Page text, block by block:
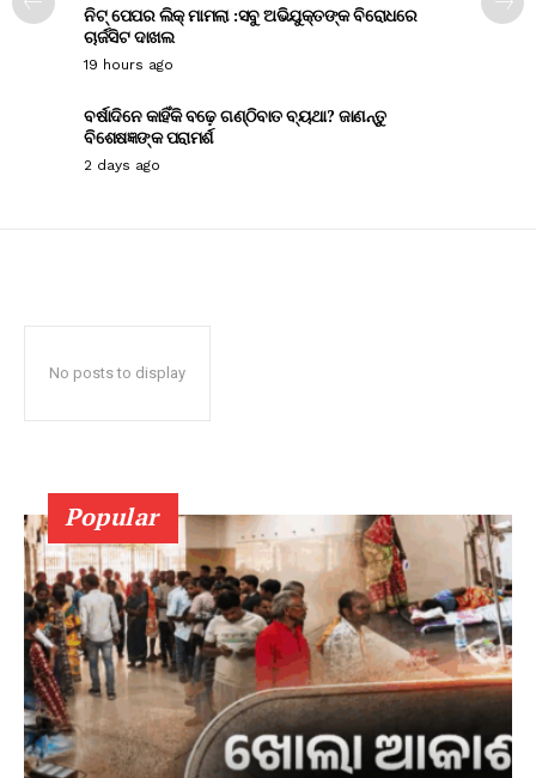
ନିଟ୍ ପେପର ଲିକ୍ ମାମଲା :ସବୁ ଅଭିଯୁକ୍ତଙ୍କ ବିରୋଧରେ
ଚାର୍ଜସିଟ ଦାଖଲ
19 hours ago
ବର୍ଷାଦିନେ କାହିଁକି ବଢ଼େ ଗଣ୍ଠିବାତ ବ୍ୟଥା? ଜାଣନ୍ତୁ
ବିଶେଷଜ୍ଞଙ୍କ ପରାମର୍ଶ
2 days ago
No posts to display
Popular